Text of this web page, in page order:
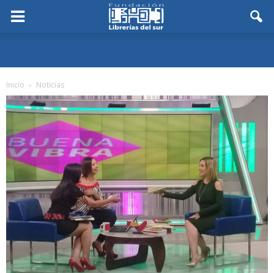
Inicio Noticias